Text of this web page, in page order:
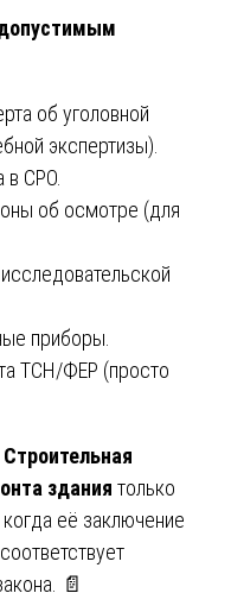
об уголовной
экспертизы).
в СРО.
об осмотре (для
приборы.
ТСН/ФЕР (просто
здания только
её заключение
📄